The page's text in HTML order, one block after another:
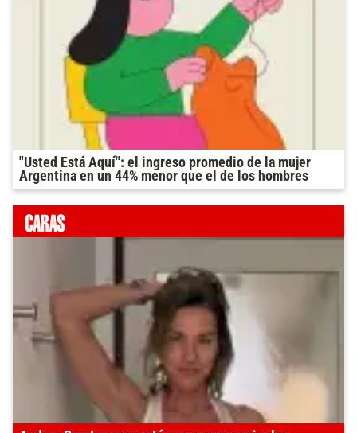
"Usted Está Aquí": el ingreso promedio de la mujer
Argentina en un 44% menor que el de los hombres